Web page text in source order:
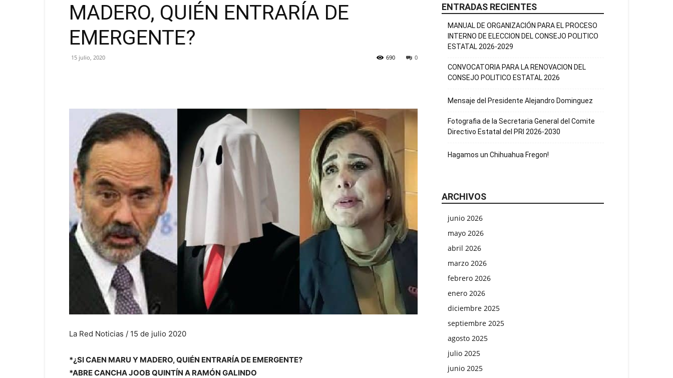
CDE
Chihuahua
MADERO, QUIÉN ENTRARÍA DE
EMERGENTE?
15 julio, 2020 0
690
La Red Noticias / 15 de julio 2020
*¿SI CAEN MARU Y MADERO, QUIÉN ENTRARÍA DE EMERGENTE?
*ABRE CANCHA JOOB QUINTÍN A RAMÓN GALINDO
ENTRADAS RECIENTES
MANUAL DE ORGANIZACIÓN PARA EL PROCESO
INTERNO DE ELECCION DEL CONSEJO POLITICO
ESTATAL 2026-2029
CONVOCATORIA PARA LA RENOVACION DEL
CONSEJO POLITICO ESTATAL 2026
Mensaje del Presidente Alejandro Dominguez
Fotografia de la Secretaria General del Comite
Directivo Estatal del PRI 2026-2030
Hagamos un Chihuahua Fregon!
ARCHIVOS
junio 2026
mayo 2026
abril 2026
marzo 2026
febrero 2026
enero 2026
diciembre 2025
septiembre 2025
agosto 2025
julio 2025
junio 2025